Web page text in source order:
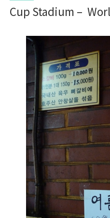
Cup Stadium –